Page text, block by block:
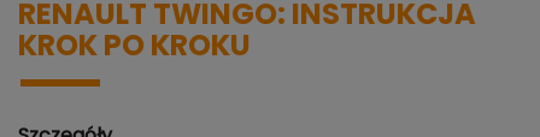
RENAULT TWINGO: INSTRUKCJA
KROK PO KROKU